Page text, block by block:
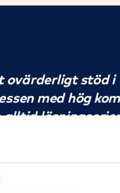
ovärderligt stöd
med hög
alltid
och
både nu och
Lindbacken